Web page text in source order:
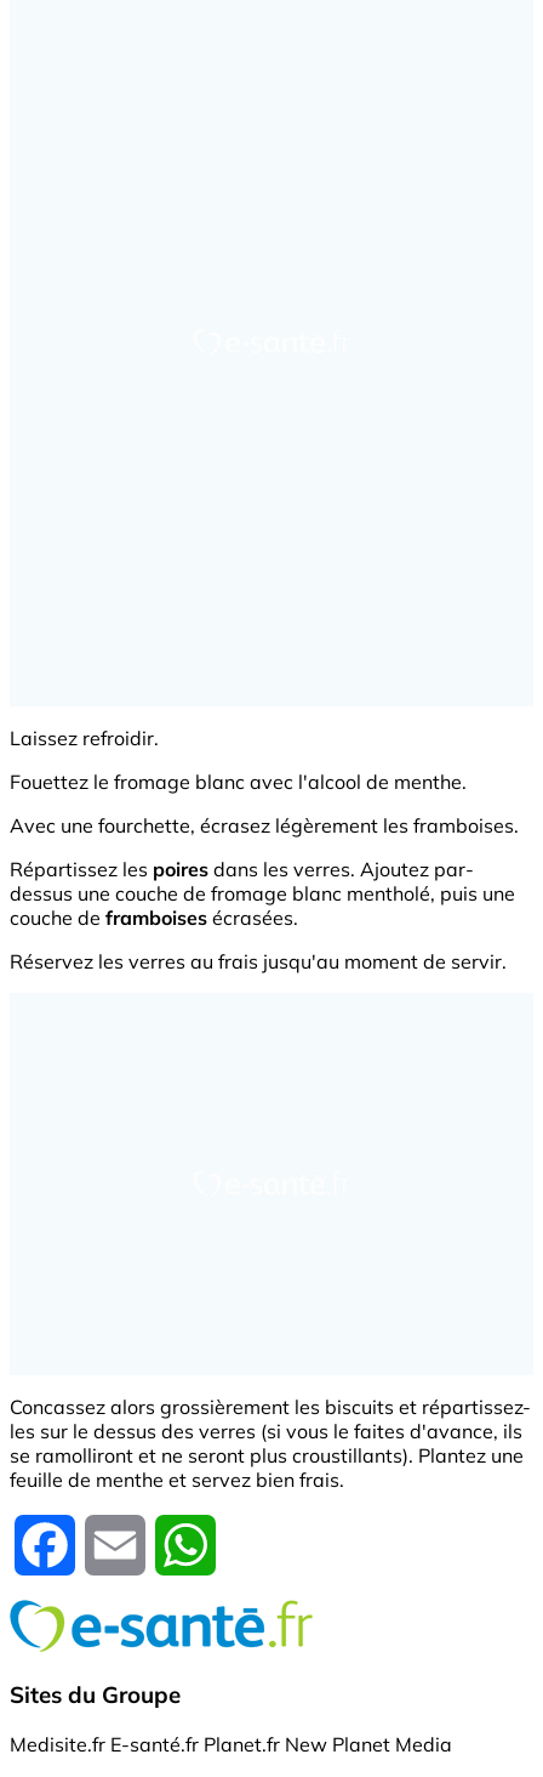
Laissez refroidir.
Fouettez le fromage blanc avec l'alcool de menthe.
Avec une fourchette, écrasez légèrement les framboises.
Répartissez les poires dans les verres. Ajoutez par-
dessus une couche de fromage blanc mentholé, puis une
couche de framboises écrasées.
Réservez les verres au frais jusqu'au moment de servir.
Concassez alors grossièrement les biscuits et répartissez-
les sur le dessus des verres (si vous le faites d'avance, ils
se ramolliront et ne seront plus croustillants). Plantez une
feuille de menthe et servez bien frais.
Facebook Email
Sites du Groupe
Medisite.fr E-santé.fr Planet.fr New Planet Media